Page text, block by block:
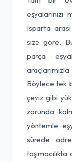
Isparta
size göre.
parça
Böylece tek
çeyiz gibi
zorunda
yöntemle,
sürede